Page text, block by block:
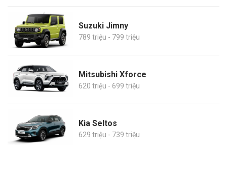
Suzuki Jimny
789 triệu - 799 triệu
Mitsubishi Xforce
620 triệu - 699 triệu
Kia Seltos
629 triệu - 739 triệu